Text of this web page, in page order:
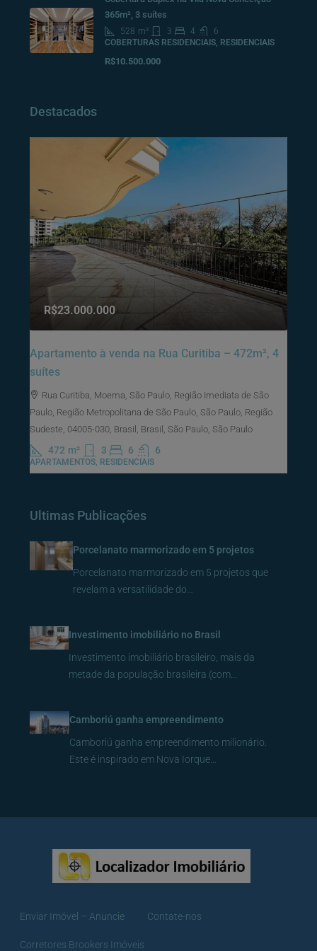
365m², 3 suítes
528 m² 3 4
6
COBERTURAS RESIDENCIAIS, RESIDENCIAIS
R$10.500.000
Destacados
R$23.000.000
Apartamento à venda na Rua Curitiba – 472m², 4
suítes
Rua Curitiba, Moema, São Paulo, Região Imediata de São
Paulo, Região Metropolitana de São Paulo, São Paulo, Região
Sudeste, 04005-030, Brasil, Brasil, São Paulo, São Paulo
472 m² 3 6 6
APARTAMENTOS, RESIDENCIAIS
Ultimas Publicações
Porcelanato marmorizado em 5 projetos
Porcelanato marmorizado em 5 projetos que
revelam a versatilidade do…
Investimento imobiliário no Brasil
Investimento imobiliário brasileiro, mais da
metade da população brasileira (com…
Camboriú ganha empreendimento
Camboriú ganha empreendimento milionário.
Este é inspirado em Nova Iorque…
Enviar Imóvel – Anuncie Contate-nos
Corretores Brookers Imóveis